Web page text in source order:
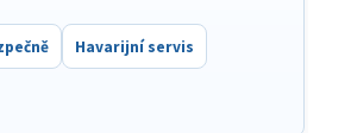
Havarijní servis